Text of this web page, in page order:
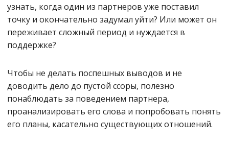
узнать, когда один из партнеров уже поставил
точку и окончательно задумал уйти? Или может он
переживает сложный период и нуждается в
поддержке?
Чтобы не делать поспешных выводов и не
доводить дело до пустой ссоры, полезно
понаблюдать за поведением партнера,
проанализировать его слова и попробовать понять
его планы, касательно существующих отношений.